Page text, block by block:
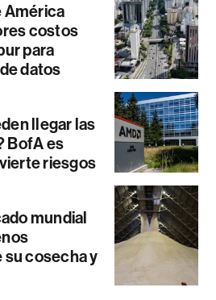
América
costos
para
datos
llegar las
BofA es
riesgos
mundial
cosecha y